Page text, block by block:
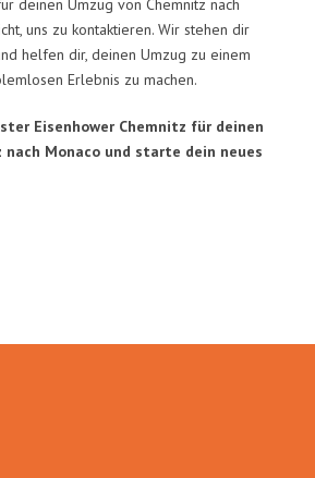
deinen Umzug von Chemnitz nach
uns zu kontaktieren. Wir stehen dir
helfen dir, deinen Umzug zu einem
Erlebnis zu machen.
Eisenhower Chemnitz für deinen
nach Monaco und starte dein neues